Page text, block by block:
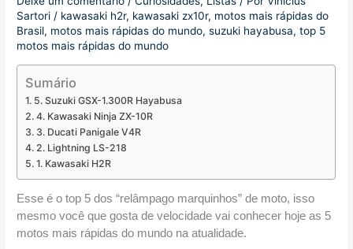
Sartori / kawasaki h2r, kawasaki zx10r, motos mais rápidas do
Brasil, motos mais rápidas do mundo,suzuki hayabusa,top 5
motos mais rápidas do mundo
Sumário
5. Suzuki GSX-1.300R Hayabusa
4. Kawasaki Ninja ZX-10R
3. Ducati Panigale V4R
2. Lightning LS-218
1. Kawasaki H2R
Esse é o top 5 dos “relâmpago marquinhos” de moto, isso
mesmo você que gosta de velocidade vai conhecer hoje as 5
motos mais rápidas do mundo na atualidade.